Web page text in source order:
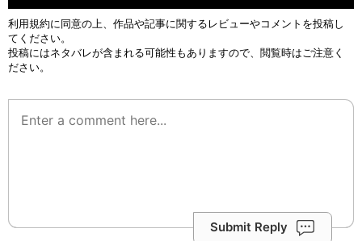
利用規約に同意の上、作品や記事に関するレビューやコメントを投稿し
てください。
投稿にはネタバレが含まれる可能性もありますので、閲覧時はご注意く
ださい。
Submit Reply